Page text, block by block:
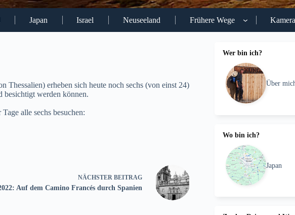
Japan Israel Neuseeland Frühere Wege
Thessalien) erheben sich heute noch sechs (von einst 24)
besichtigt werden können.
alle sechs besuchen:
NÄCHSTER BEITRAG
Auf dem Camino Francés durch Spanien
Wer bin ich?
Über
Wo bin ich?
Japan